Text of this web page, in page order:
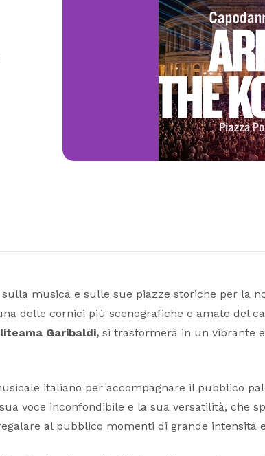
musica e sulle sue piazze storiche per la
delle cornici più scenografiche e amate del
Garibaldi, si trasformerà in un vibrante
italiano per accompagnare il pubblico
voce inconfondibile e la sua versatilità, che
al pubblico momenti di grande intensità